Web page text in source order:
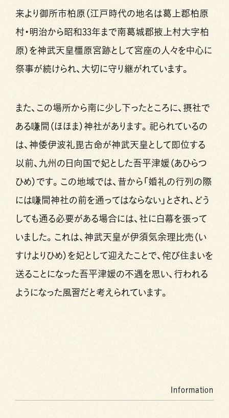
来より御所市柏原（江戸時代の地名は葛上郡柏原
村・明治から昭和33年まで南葛城郡掖上村大字柏
原）を神武天皇橿原宮跡として宮座の人々を中心に
祭事が続けられ、大切に守り継がれています。
また、この場所から南に少し下ったところに、摂社で
ある嗛間（ほほま）神社があります。祀られているの
は、神倭伊波礼毘古命が神武天皇として即位する
以前、九州の日向国で妃とした吾平津媛（あひらつ
ひめ）です。この地域では、昔から「婚礼の行列の際
には嗛間神社の前を通ってはならない」とされ、どう
しても通る必要がある場合には、社に白幕を張って
いました。これは、神武天皇が伊須気余理比売（い
すけよりひめ）を妃として迎えたことで、侘び住まいを
送ることになった吾平津媛の不遇を思い、行われる
ようになった風習だと考えられています。
Information